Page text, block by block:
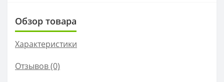
Обзор товара
Характеристики
Отзывов (0)